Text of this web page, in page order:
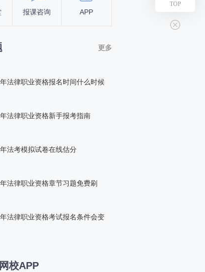
报课咨询 APP
更多
法律职业资格报名时间什么时候
法律职业资格新手报考指南
法考模拟试卷在线估分
法律职业资格章节习题免费刷
法律职业资格考试报名条件会变
校APP
TOP